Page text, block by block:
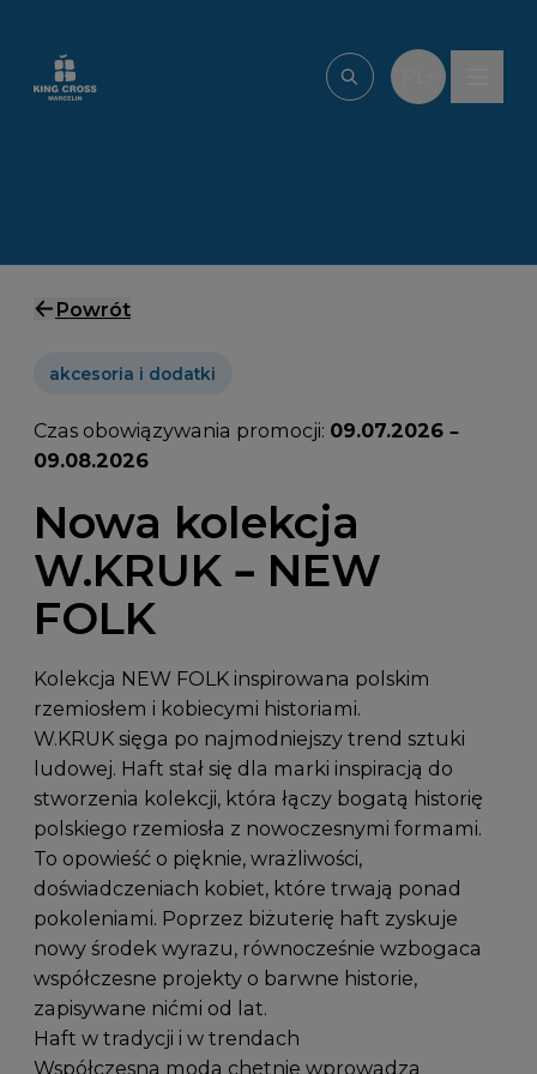
Wpisz, czego
Powrót
akcesoria i dodatki
Czas obowiązywania promocji: 09.07.2026 –
09.08.2026
Nowa kolekcja
W.KRUK – NEW
FOLK
Kolekcja NEW FOLK inspirowana polskim
rzemiosłem i kobiecymi historiami.
W.KRUK sięga po najmodniejszy trend sztuki
ludowej. Haft stał się dla marki inspiracją do
stworzenia kolekcji, która łączy bogatą historię
polskiego rzemiosła z nowoczesnymi formami.
To opowieść o pięknie, wrażliwości,
doświadczeniach kobiet, które trwają ponad
pokoleniami. Poprzez biżuterię haft zyskuje
nowy środek wyrazu, równocześnie wzbogaca
współczesne projekty o barwne historie,
zapisywane nićmi od lat.
Haft w tradycji i w trendach
Współczesna moda chętnie wprowadza